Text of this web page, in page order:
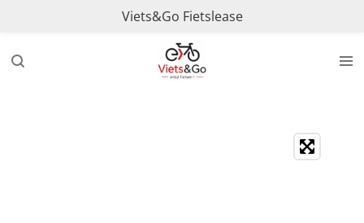
naar
Viets&Go Fietslease